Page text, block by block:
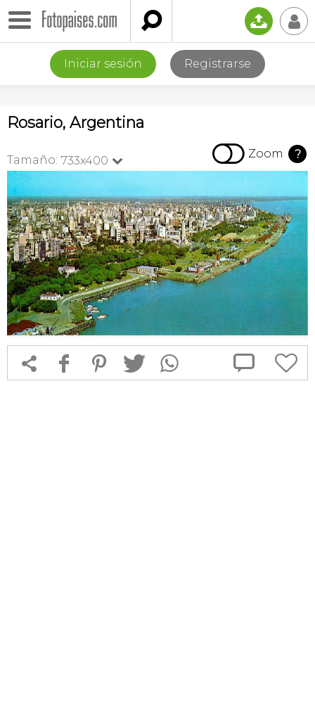
 📤 👤
Iniciar sesión Registrarse
Rosario, Argentina
Tamaño: 733x400   Zoom ?
 f 1 T  